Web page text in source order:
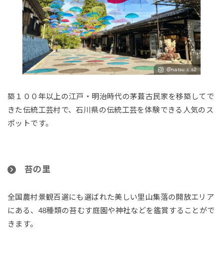
＠natsu.c.s2
築１００年以上の江戸・明治時代の茅葺古民家を移築してで
きた伝統工芸村で、石川県の伝統工芸を体験できる人気のス
ポットです。
苔の里
全国農村景観百選にも選ばれた美しい里山集落の開放エリア
にある、48種類の苔むす庭園や神社などを鑑賞することがで
きます。